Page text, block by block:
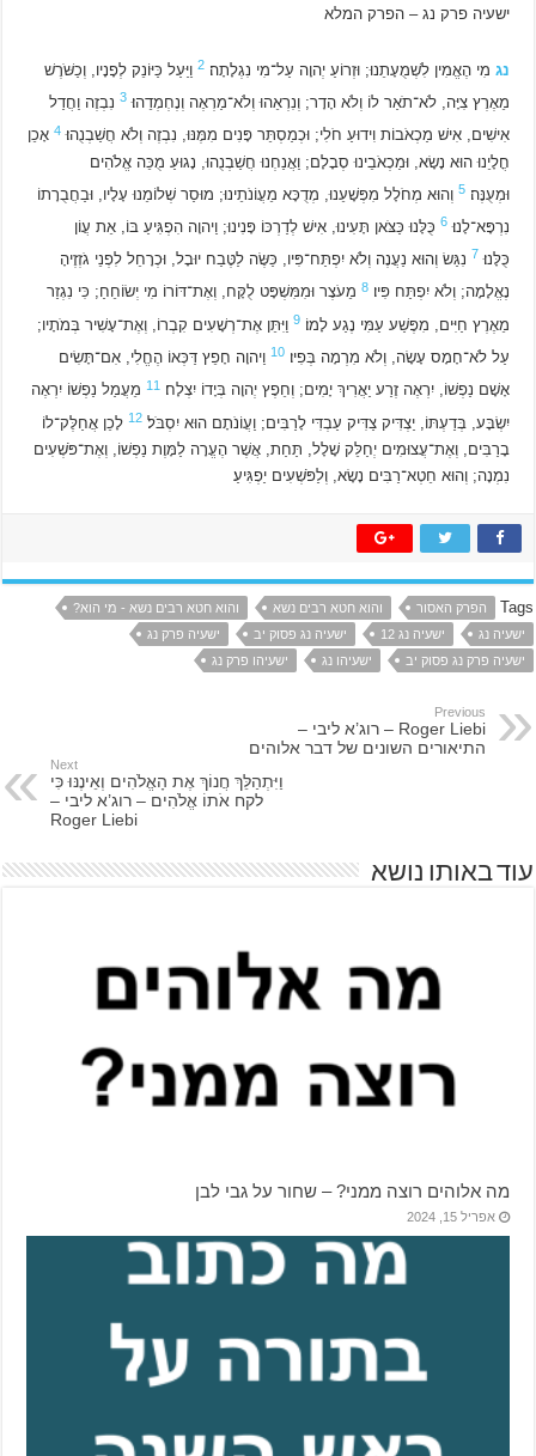
ישעיה פרק נג – הפרק המלא
נג מִי הֶאֱמִין לִשְׁמֻעָתֵנוּ; וּזְרוֹעַ יְהוָה עַל־מִי נִגְלָתָה׃2 וַיַּעַל כַּיּוֹנֵק לְפָנָיו, וְכַשֹּׁרֶשׁ
מֵאֶרֶץ צִיָּה, לֹא־תֹאַר לוֹ וְלֹא הָדָר; וְנִרְאֵהוּ וְלֹא־מַרְאֶה וְנֶחְמְדֵהוּ׃3 נִבְזֶה וַחֲדַל
אִישִׁים, אִישׁ מַכְאֹבוֹת וִידוּעַ חֹלִי; וּכְמַסְתֵּר פָּנִים מִמֶּנּוּ, נִבְזֶה וְלֹא חֲשַׁבְנֻהוּ׃4 אָכֵן
חֳלָיֵנוּ הוּא נָשָׂא, וּמַכְאֹבֵינוּ סְבָלָם; וַאֲנַחְנוּ חֲשַׁבְנֻהוּ, נָגוּעַ מֻכֵּה אֱלֹהִים
וּמְעֻנֶּה׃5 וְהוּא מְחֹלָל מִפְּשָׁעֵנוּ, מְדֻכָּא מֵעֲוֹנֹתֵינוּ; מוּסַר שְׁלוֹמֵנוּ עָלָיו, וּבַחֲבֻרָתוֹ
נִרְפָּא־לָנוּ׃6 כֻּלָּנוּ כַּצֹּאן תָּעִינוּ, אִישׁ לְדַרְכּוֹ פָּנִינוּ; וַיהוָה הִפְגִּיעַ בּוֹ, אֵת עֲוֹן
כֻּלָּנוּ׃ 7 נִגַּשׂ וְהוּא נַעֲנֶה וְלֹא יִפְתַּח־פִּיו, כַּשֶּׂה לַטֶּבַח יוּבָל, וּכְרָחֵל לִפְנֵי גֹזְזֶיהָ
נֶאֱלָמָה; וְלֹא יִפְתַּח פִּיו׃8 מֵעֹצֶר וּמִמִּשְׁפָּט לֻקָּח, וְאֶת־דּוֹרוֹ מִי יְשׂוֹחֵחַ; כִּי נִגְזַר
מֵאֶרֶץ חַיִּים, מִפֶּשַׁע עַמִּי נֶגַע לָמוֹ׃9 וַיִּתֵּן אֶת־רְשָׁעִים קִבְרוֹ, וְאֶת־עָשִׁיר בְּמֹתָיו;
עַל לֹא־חָמָס עָשָׂה, וְלֹא מִרְמָה בְּפִיו׃10 וַיהוָה חָפֵץ דַּכְּאוֹ הֶחֱלִי, אִם־תָּשִׂים
אָשָׁם נַפְשׁוֹ, יִרְאֶה זֶרַע יַאֲרִיךְ יָמִים; וְחֵפֶץ יְהוָה בְּיָדוֹ יִצְלָח׃11 מֵעֲמַל נַפְשׁוֹ יִרְאֶה
יִשְׂבָּע, בְּדַעְתּוֹ, יַצְדִּיק צַדִּיק עַבְדִּי לָרַבִּים; וַעֲוֹנֹתָם הוּא יִסְבֹּל׃12 לָכֵן אֲחַלֶּק־לוֹ
בָרַבִּים, וְאֶת־עֲצוּמִים יְחַלֵּק שָׁלָל, תַּחַת, אֲשֶׁר הֶעֱרָה לַמָּוֶת נַפְשׁוֹ, וְאֶת־פֹּשְׁעִים
נִמְנָה; וְהוּא חֵטְא־רַבִּים נָשָׂא, וְלַפֹּשְׁעִים יַפְגִּיעַ׃
Tags הפרק האסור והוא חטא רבים נשא
והוא חטא רבים נשא - מי הוא?
ישעיה נג
ישעיה נג 12 ישעיה נג פסוק יב
ישעיה פרק נג
ישעיה פרק נג פסוק יב
ישעיהו נג ישעיהו פרק נג
Previous
Roger Liebi – רוג’א ליבי –
התיאורים השונים של דבר אלוהים
Next
וַיִּתְהַלֵּךְ חֲנוֹךְ אֶת הָאֱלֹהִים וְאֵינֶנּוּ כִּי
לקח אֹתוֹ אֱלֹהִים – רוג’א ליבי –
Roger Liebi
עוד באותו נושא
מה אלוהים רוצה ממני? – שחור על גבי לבן
אפריל 15, 2024